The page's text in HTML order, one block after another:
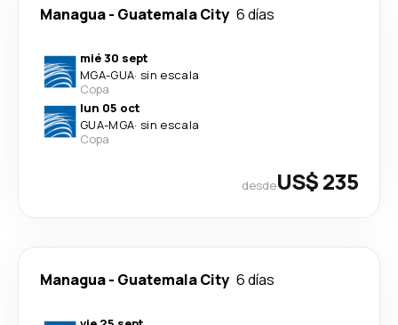
Managua- Guatemala City 6 días
mié 30 sept
MGA-GUA· sin escala
Copa
lun 05 oct
GUA-MGA· sin escala
Copa
desdeUS$ 235
Managua- Guatemala City 6 días